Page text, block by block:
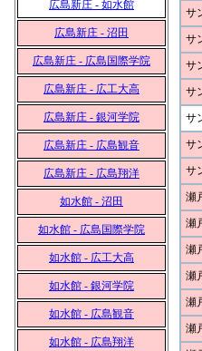
広島新庄 - 如水館
広島新庄 - 沼田
広島新庄 - 広島国際学院
広島新庄 - 広工大高
広島新庄 - 銀河学院
広島新庄 - 広島観音
広島新庄 - 広島翔洋
如水館 - 沼田
如水館 - 広島国際学院
如水館 - 広工大高
如水館 - 銀河学院
如水館 - 広島観音
如水館 - 広島翔洋
サ
サ
サ
サ
サ
サ
サ
瀬
瀬
瀬
瀬
瀬
瀬